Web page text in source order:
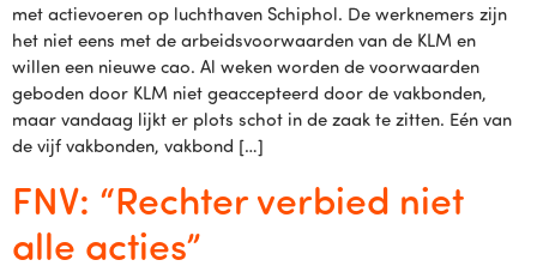
met actievoeren op luchthaven Schiphol. De werknemers zijn
het niet eens met de arbeidsvoorwaarden van de KLM en
willen een nieuwe cao. Al weken worden de voorwaarden
geboden door KLM niet geaccepteerd door de vakbonden,
maar vandaag lijkt er plots schot in de zaak te zitten. Eén van
de vijf vakbonden, vakbond […]
FNV: “Rechter verbied niet
alle acties”